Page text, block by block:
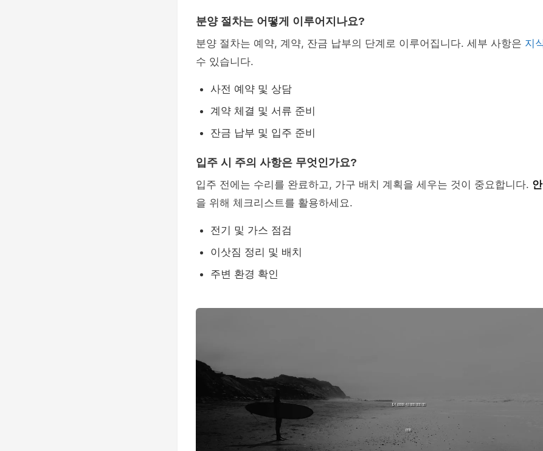
분양 절차는 어떻게 이루어지나요?
분양 절차는 예약, 계약, 잔금 납부의 단계로 이루어집니다. 세부 사항은 지
수 있습니다.
사전 예약 및 상담
계약 체결 및 서류 준비
잔금 납부 및 입주 준비
입주 시 주의 사항은 무엇인가요?
입주 전에는 수리를 완료하고, 가구 배치 계획을 세우는 것이 중요합니다.
을 위해 체크리스트를 활용하세요.
전기 및 가스 점검
이삿짐 정리 및 배치
주변 환경 확인